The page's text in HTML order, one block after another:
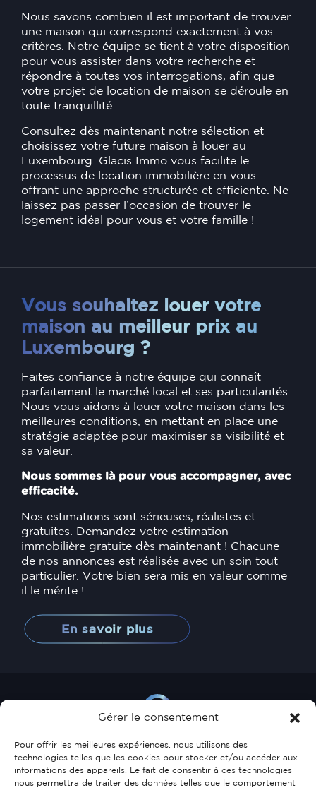
Gérer le consentement
Pour offrir les meilleures expériences, nous utilisons des
technologies telles que les cookies pour stocker et/ou accéder aux
informations des appareils. Le fait de consentir à ces technologies
nous permettra de traiter des données telles que le comportement
Nous savons combien il est important de trouver
une maison qui correspond exactement à vos
critères. Notre équipe se tient à votre disposition
pour vous assister dans votre recherche et
répondre à toutes vos interrogations, afin que
votre projet de location de maison se déroule en
toute tranquillité.
Consultez dès maintenant notre sélection et
choisissez votre future maison à louer au
Luxembourg. Glacis Immo vous facilite le
processus de location immobilière en vous
offrant une approche structurée et efficiente. Ne
laissez pas passer l’occasion de trouver le
logement idéal pour vous et votre famille !
Vous souhaitez louer votre
maison au meilleur prix au
Luxembourg ?
Faites confiance à notre équipe qui connaît
parfaitement le marché local et ses particularités.
Nous vous aidons à louer votre maison dans les
meilleures conditions, en mettant en place une
stratégie adaptée pour maximiser sa visibilité et
sa valeur.
Nous sommes là pour vous accompagner, avec
efficacité.
Nos estimations sont sérieuses, réalistes et
gratuites. Demandez votre estimation
immobilière gratuite dès maintenant ! Chacune
de nos annonces est réalisée avec un soin tout
particulier. Votre bien sera mis en valeur comme
il le mérite !
En savoir plus
35, allée Scheffer